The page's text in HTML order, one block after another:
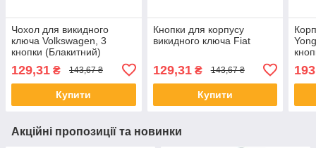
Чохол для викидного
ключа Volkswagen, 3
кнопки (Блакитний)
129,31 ₴ 143,67 ₴
Купити
Кнопки для корпусу
викидного ключа Fiat
129,31₴ 143,67 ₴
Купити
Акційні пропозиції та новинки